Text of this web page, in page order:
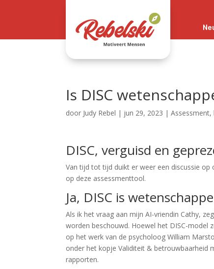
Is DISC
door Judy Rebel | jun 29, 2023 |Assessment,
DISC, verguisd en
Van tijd tot tijd duikt er weer een discussie
op deze assessmenttool.
Ja, DISC is
Als ik het vraag aan mijn AI-vriendin Cathy,
worden beschouwd. Hoewel het DISC-model
op het werk van de psycholoog William
onder het kopje Validiteit & betrouwbaarheid
rapporten.